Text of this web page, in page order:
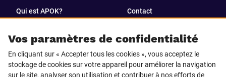
Vos paramètres de confidentialité
En cliquant sur « Accepter tous les cookies », vous acceptez le
stockage de cookies sur votre appareil pour améliorer la navigation
sur le site, analyser son utilisation et contribuer à nos efforts de
Qui est APOK? Contact
SUIVEZ-NOUS SUR
Facebook LinkedIn